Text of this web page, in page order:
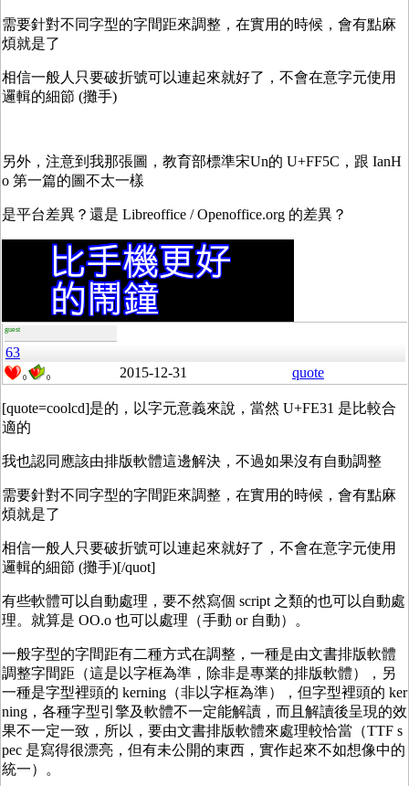
需要針對不同字型的字間距來調整，在實用的時候，會有點麻
煩就是了
相信一般人只要破折號可以連起來就好了，不會在意字元使用
邏輯的細節 (攤手)
另外，注意到我那張圖，教育部標準宋Un的 U+FF5C，跟 IanH
o 第一篇的圖不太一樣
是平台差異？還是 Libreoffice / Openoffice.org 的差異？
guest
63
0 0 2015-12-31 quote
[quote=coolcd]是的，以字元意義來說，當然 U+FE31 是比較合
適的
我也認同應該由排版軟體這邊解決，不過如果沒有自動調整
需要針對不同字型的字間距來調整，在實用的時候，會有點麻
煩就是了
相信一般人只要破折號可以連起來就好了，不會在意字元使用
邏輯的細節 (攤手)[/quot]
有些軟體可以自動處理，要不然寫個 script 之類的也可以自動處
理。就算是 OO.o 也可以處理（手動 or 自動）。
一般字型的字間距有二種方式在調整，一種是由文書排版軟體
調整字間距（這是以字框為準，除非是專業的排版軟體），另
一種是字型裡頭的 kerning（非以字框為準），但字型裡頭的 ker
ning，各種字型引擎及軟體不一定能解讀，而且解讀後呈現的效
果不一定一致，所以，要由文書排版軟體來處理較恰當（TTF s
pec 是寫得很漂亮，但有未公開的東西，實作起來不如想像中的
統一）。